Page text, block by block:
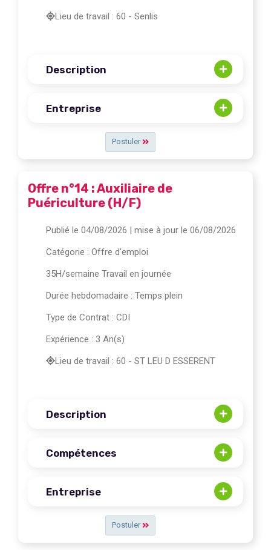
Postuler
Lieu de travail : 60 - Senlis
Description
Entreprise
Offre n°14 : Auxiliaire de
Puériculture (H/F)
Postuler
Publié le 04/08/2026 | mise à jour le 06/08/2026
Catégorie : Offre d'emploi
35H/semaine Travail en journée
Durée hebdomadaire : Temps plein
Type de Contrat : CDI
Expérience : 3 An(s)
Lieu de travail : 60 - ST LEU D ESSERENT
Description
Compétences
Entreprise